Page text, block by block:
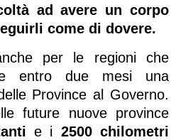
ad avere un corpo
come di dovere.
per le regioni che
entro due mesi una
Province al Governo.
future nuove province
e i 2500 chilometri